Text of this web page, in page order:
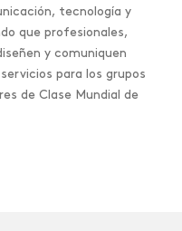
tecnología y
que profesionales,
y comuniquen
para los grupos
de Clase Mundial de